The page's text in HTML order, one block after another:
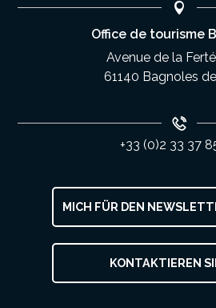
MICH FÜR DEN
KONTAKTIEREN
Office de tourisme
Avenue de la
61140 Bagnoles
+33 (0)2 33 37